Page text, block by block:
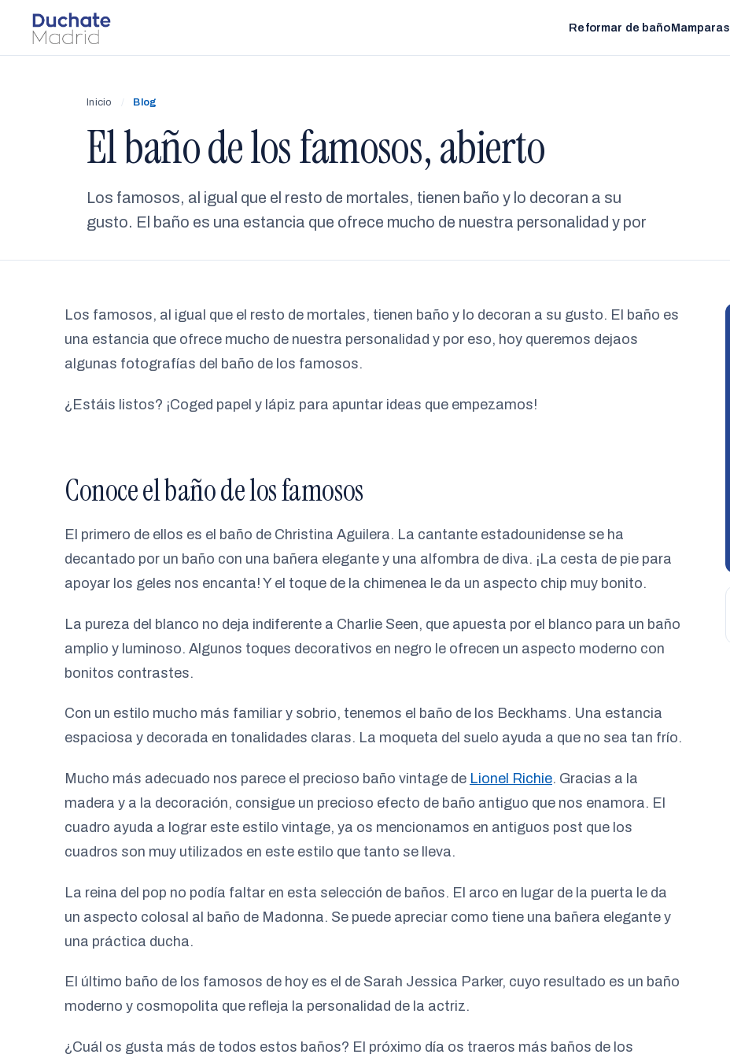
Reformar de bañoMamparas
Inicio / Blog
El baño de los famosos, abierto
Los famosos, al igual que el resto de mortales, tienen baño y lo decoran a su
gusto. El baño es una estancia que ofrece mucho de nuestra personalidad y por
Los famosos, al igual que el resto de mortales, tienen baño y lo decoran a su gusto. El baño es
una estancia que ofrece mucho de nuestra personalidad y por eso, hoy queremos dejaos
algunas fotografías del baño de los famosos.
¿Estáis listos? ¡Coged papel y lápiz para apuntar ideas que empezamos!
Conoce el baño de los famosos
El primero de ellos es el baño de Christina Aguilera. La cantante estadounidense se ha
decantado por un baño con una bañera elegante y una alfombra de diva. ¡La cesta de pie para
apoyar los geles nos encanta! Y el toque de la chimenea le da un aspecto chip muy bonito.
La pureza del blanco no deja indiferente a Charlie Seen, que apuesta por el blanco para un baño
amplio y luminoso. Algunos toques decorativos en negro le ofrecen un aspecto moderno con
bonitos contrastes.
Con un estilo mucho más familiar y sobrio, tenemos el baño de los Beckhams. Una estancia
espaciosa y decorada en tonalidades claras. La moqueta del suelo ayuda a que no sea tan frío.
Mucho más adecuado nos parece el precioso baño vintage de Lionel Richie. Gracias a la
madera y a la decoración, consigue un precioso efecto de baño antiguo que nos enamora. El
cuadro ayuda a lograr este estilo vintage, ya os mencionamos en antiguos post que los
cuadros son muy utilizados en este estilo que tanto se lleva.
La reina del pop no podía faltar en esta selección de baños. El arco en lugar de la puerta le da
un aspecto colosal al baño de Madonna. Se puede apreciar como tiene una bañera elegante y
una práctica ducha.
El último baño de los famosos de hoy es el de Sarah Jessica Parker, cuyo resultado es un baño
moderno y cosmopolita que refleja la personalidad de la actriz.
¿Cuál os gusta más de todos estos baños? El próximo día os traeros más baños de los